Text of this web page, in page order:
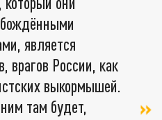
является
врагов России, как
выкормышей.
там будет,